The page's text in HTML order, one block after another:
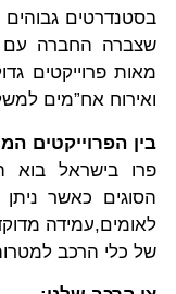
בסטנדרטים גבוהים
שצברה החברה עם
ואירוח אח”מים
בין הפרוייקטים
פרו בישראל בוא
הסוגים כאשר
לאומים,עמידה
של כלי הרכב